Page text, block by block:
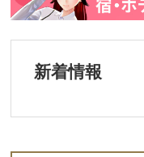
新着情報